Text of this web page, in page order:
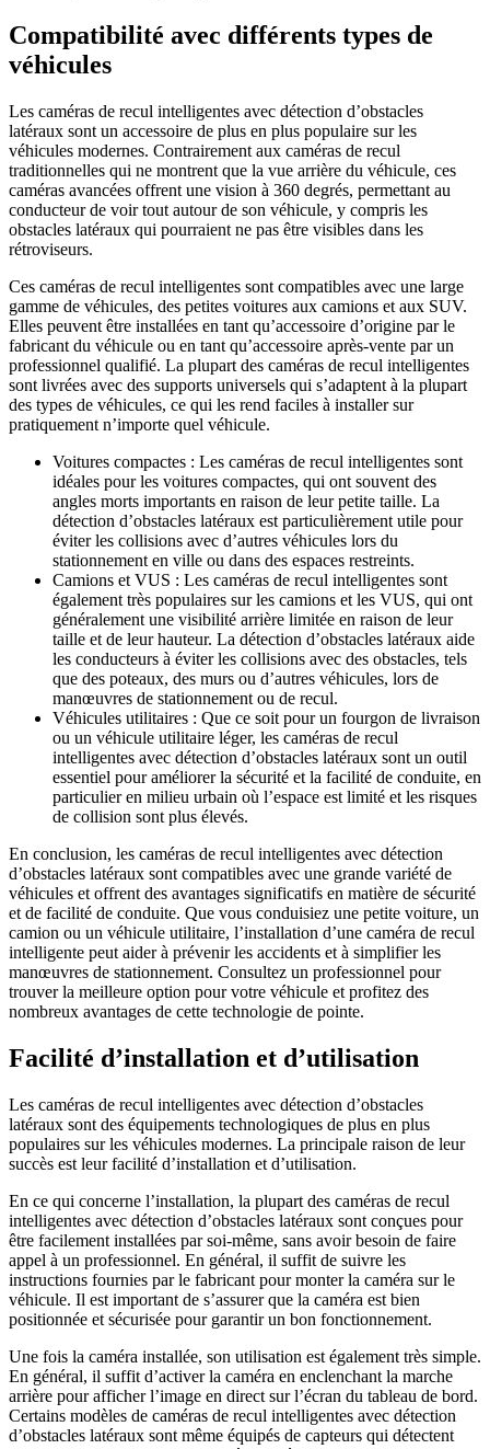
Compatibilité avec différents types de
véhicules
Les caméras de recul intelligentes avec détection d’obstacles
latéraux sont un accessoire de plus en plus populaire sur les
véhicules modernes. Contrairement aux caméras de recul
traditionnelles qui ne montrent que la vue arrière du véhicule, ces
caméras avancées offrent une vision à 360 degrés, permettant au
conducteur de voir tout autour de son véhicule, y compris les
obstacles latéraux qui pourraient ne pas être visibles dans les
rétroviseurs.
Ces caméras de recul intelligentes sont compatibles avec une large
gamme de véhicules, des petites voitures aux camions et aux SUV.
Elles peuvent être installées en tant qu’accessoire d’origine par le
fabricant du véhicule ou en tant qu’accessoire après-vente par un
professionnel qualifié. La plupart des caméras de recul intelligentes
sont livrées avec des supports universels qui s’adaptent à la plupart
des types de véhicules, ce qui les rend faciles à installer sur
pratiquement n’importe quel véhicule.
Voitures compactes : Les caméras de recul intelligentes sont
idéales pour les voitures compactes, qui ont souvent des
angles morts importants en raison de leur petite taille. La
détection d’obstacles latéraux est particulièrement utile pour
éviter les collisions avec d’autres véhicules lors du
stationnement en ville ou dans des espaces restreints.
Camions et VUS : Les caméras de recul intelligentes sont
également très populaires sur les camions et les VUS, qui ont
généralement une visibilité arrière limitée en raison de leur
taille et de leur hauteur. La détection d’obstacles latéraux aide
les conducteurs à éviter les collisions avec des obstacles, tels
que des poteaux, des murs ou d’autres véhicules, lors de
manœuvres de stationnement ou de recul.
Véhicules utilitaires : Que ce soit pour un fourgon de livraison
ou un véhicule utilitaire léger, les caméras de recul
intelligentes avec détection d’obstacles latéraux sont un outil
essentiel pour améliorer la sécurité et la facilité de conduite, en
particulier en milieu urbain où l’espace est limité et les risques
de collision sont plus élevés.
En conclusion, les caméras de recul intelligentes avec détection
d’obstacles latéraux sont compatibles avec une grande variété de
véhicules et offrent des avantages significatifs en matière de sécurité
et de facilité de conduite. Que vous conduisiez une petite voiture, un
camion ou un véhicule utilitaire, l’installation d’une caméra de recul
intelligente peut aider à prévenir les accidents et à simplifier les
manœuvres de stationnement. Consultez un professionnel pour
trouver la meilleure option pour votre véhicule et profitez des
nombreux avantages de cette technologie de pointe.
Facilité d’installation et d’utilisation
Les caméras de recul intelligentes avec détection d’obstacles
latéraux sont des équipements technologiques de plus en plus
populaires sur les véhicules modernes. La principale raison de leur
succès est leur facilité d’installation et d’utilisation.
En ce qui concerne l’installation, la plupart des caméras de recul
intelligentes avec détection d’obstacles latéraux sont conçues pour
être facilement installées par soi-même, sans avoir besoin de faire
appel à un professionnel. En général, il suffit de suivre les
instructions fournies par le fabricant pour monter la caméra sur le
véhicule. Il est important de s’assurer que la caméra est bien
positionnée et sécurisée pour garantir un bon fonctionnement.
Une fois la caméra installée, son utilisation est également très simple.
En général, il suffit d’activer la caméra en enclenchant la marche
arrière pour afficher l’image en direct sur l’écran du tableau de bord.
Certains modèles de caméras de recul intelligentes avec détection
d’obstacles latéraux sont même équipés de capteurs qui détectent